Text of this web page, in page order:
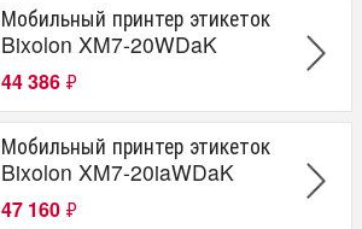
Мобильный принтер этикеток
Bixolon XM7-20WDaK
44 386 ₽
Мобильный принтер этикеток
Bixolon XM7-20iaWDaK
47 160 ₽